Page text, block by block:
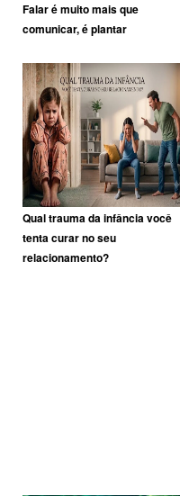
Falar é muito mais que
comunicar, é plantar
Qual trauma da infância você
tenta curar no seu
relacionamento?